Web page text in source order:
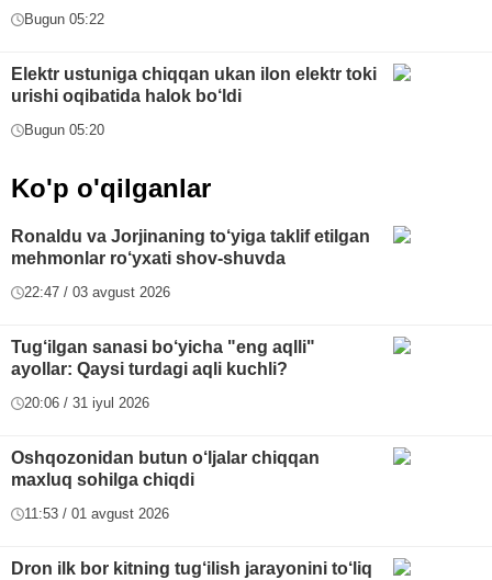
Bugun 05:22
Elektr ustuniga chiqqan ukan ilon elektr toki
urishi oqibatida halok bo‘ldi
Bugun 05:20
Ko'p o'qilganlar
Ronaldu va Jorjinaning to‘yiga taklif etilgan
mehmonlar ro‘yxati shov-shuvda
22:47 / 03 avgust 2026
Tug‘ilgan sanasi bo‘yicha "eng aqlli"
ayollar: Qaysi turdagi aqli kuchli?
20:06 / 31 iyul 2026
Oshqozonidan butun o‘ljalar chiqqan
maxluq sohilga chiqdi
11:53 / 01 avgust 2026
Dron ilk bor kitning tug‘ilish jarayonini to‘liq